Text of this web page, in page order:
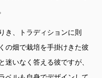
き、トラディションに則
の畑で栽培を手掛けきた彼
迷いなく答える彼ですが、